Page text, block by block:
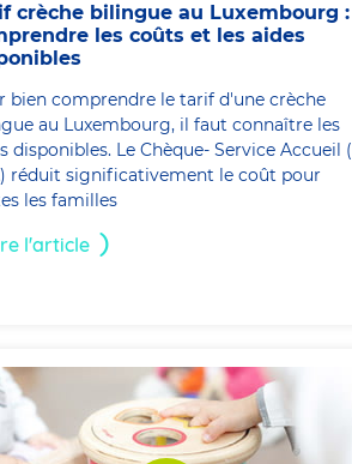
crèche bilingue au Luxembourg :
les coûts et les aides
bien comprendre le tarif d'une crèche
au Luxembourg, il faut connaître les
disponibles. Le Chèque- Service Accueil (
réduit significativement le coût pour
les familles
l'article